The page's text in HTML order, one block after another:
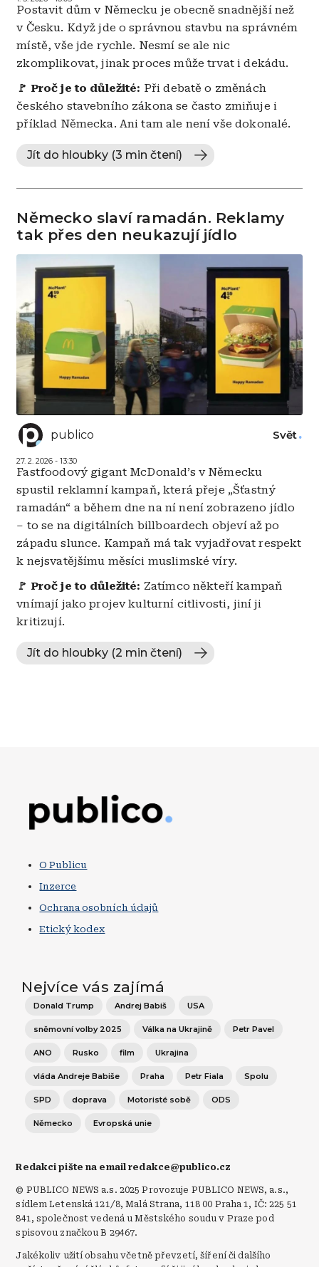
Postavit dům v Německu je obecně snadnější než
v Česku. Když jde o správnou stavbu na správném
místě, vše jde rychle. Nesmí se ale nic
zkomplikovat, jinak proces může trvat i dekádu.
🚩 Proč je to důležité: Při debatě o změnách
českého stavebního zákona se často zmiňuje i
příklad Německa. Ani tam ale není vše dokonalé.
Jít do hloubky (3 min čtení)
Německo slaví ramadán. Reklamy
tak přes den neukazují jídlo
publico
27. 2. 2026 - 13:30
Svět
Fastfoodový gigant McDonald’s v Německu
spustil reklamní kampaň, která přeje „Šťastný
ramadán“ a během dne na ní není zobrazeno jídlo
– to se na digitálních billboardech objeví až po
západu slunce. Kampaň má tak vyjadřovat respekt
k nejsvatějšímu měsíci muslimské víry.
🚩 Proč je to důležité: Zatímco někteří kampaň
vnímají jako projev kulturní citlivosti, jiní ji
kritizují.
Jít do hloubky (2 min čtení)
O Publicu
Inzerce
Ochrana osobních údajů
Etický kodex
Nejvíce vás zajímá
Donald Trump Andrej Babiš USA
sněmovní volby 2025 Válka na Ukrajině Petr Pavel
ANO Rusko film Ukrajina
vláda Andreje Babiše Praha Petr Fiala Spolu
SPD doprava Motoristé sobě ODS
Německo Evropská unie
Redakci pište na email redakce@publico.cz
© PUBLICO NEWS a.s. 2025 Provozuje PUBLICO NEWS, a.s.,
sídlem Letenská 121/8, Malá Strana, 118 00 Praha 1, IČ: 225 51
841, společnost vedená u Městského soudu v Praze pod
spisovou značkou B 29467.
Jakékoliv užití obsahu včetně převzetí, šíření či dalšího